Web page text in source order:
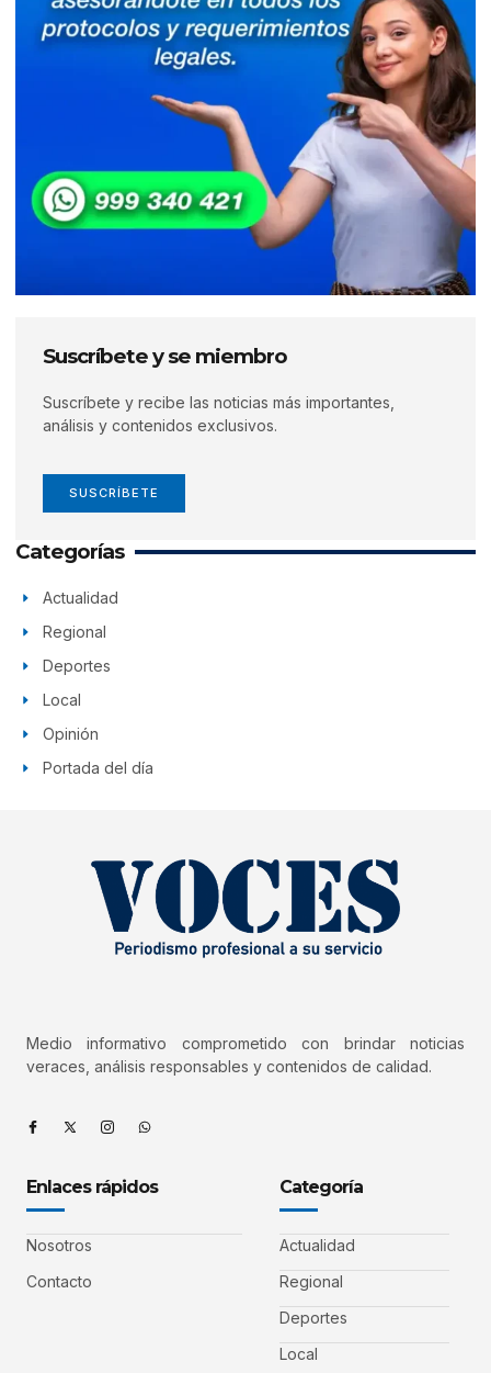
Suscríbete y se miembro
Suscríbete y recibe las noticias más importantes,
análisis y contenidos exclusivos.
SUSCRÍBETE
Categorías
Actualidad
Regional
Deportes
Local
Opinión
Portada del día
Medio informativo comprometido con brindar noticias
veraces, análisis responsables y contenidos de calidad.
Enlaces rápidos
Nosotros
Contacto
Categoría
Actualidad
Regional
Deportes
Local